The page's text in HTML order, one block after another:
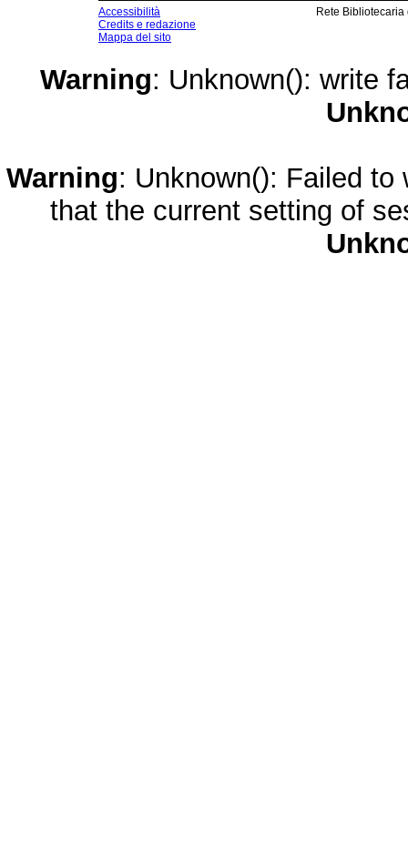
Accessibilità
Credits e redazione
Mappa del sito
Rete
Warning: Unknown(): write
Warning: Unknown(): Failed
that the current setting of